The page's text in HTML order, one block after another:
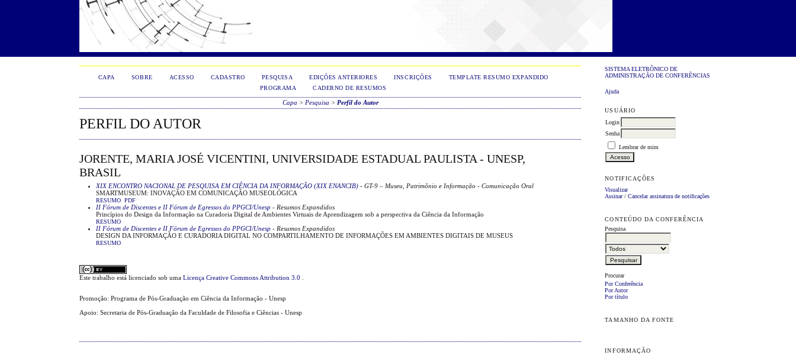
SISTEMA ELETRÔNICO DE
ADMINISTRAÇÃO DE CONFERÊNCIAS
Ajuda
USUÁRIO
Login
Senha
Lembrar de mim
NOTIFICAÇÕES
Visualizar
Assinar/Cancelar assinatura de notificações
CONTEÚDO DA CONFERÊNCIA
Pesquisa
Procurar
Por Conferência
Por Autor
Por título
TAMANHO DA FONTE
INFORMAÇÃO
CAPA SOBRE ACESSO CADASTRO PESQUISA EDIÇÕES ANTERIORES INSCRIÇÕES
TEMPLATE RESUMO EXPANDIDO
PROGRAMA
CADERNO DE RESUMOS
Capa > Pesquisa > Perfil do Autor
PERFIL DO AUTOR
JORENTE, MARIA JOSÉ VICENTINI, UNIVERSIDADE ESTADUAL PAULISTA - UNESP,
BRASIL
XIX ENCONTRO NACIONAL DE PESQUISA EM CIÊNCIA DA INFORMAÇÃO (XIX ENANCIB) - GT-9 – Museu, Patrimônio e Informação - Comunicação Oral
SMARTMUSEUM: INOVAÇÃO EM COMUNICAÇÃO MUSEOLÓGICA
RESUMO PDF
II Fórum de Discentes e II Fórum de Egressos do PPGCI/Unesp - Resumos Expandidos
Princípios do Design da Informação na Curadoria Digital de Ambientes Virtuais de Aprendizagem sob a perspectiva da Ciência da Informação
RESUMO
II Fórum de Discentes e II Fórum de Egressos do PPGCI/Unesp - Resumos Expandidos
DESIGN DA INFORMAÇÃO E CURADORIA DIGITAL NO COMPARTILHAMENTO DE INFORMAÇÕES EM AMBIENTES DIGITAIS DE MUSEUS
RESUMO
Este trabalho está licenciado sob umaLicença Creative Commons Attribution 3.0
Promoção: Programa de Pós-Graduação em Ciência da Informação - Unesp
Apoio: Secretaria de Pós-Graduação da Faculdade de Filosofia e Ciências - Unesp